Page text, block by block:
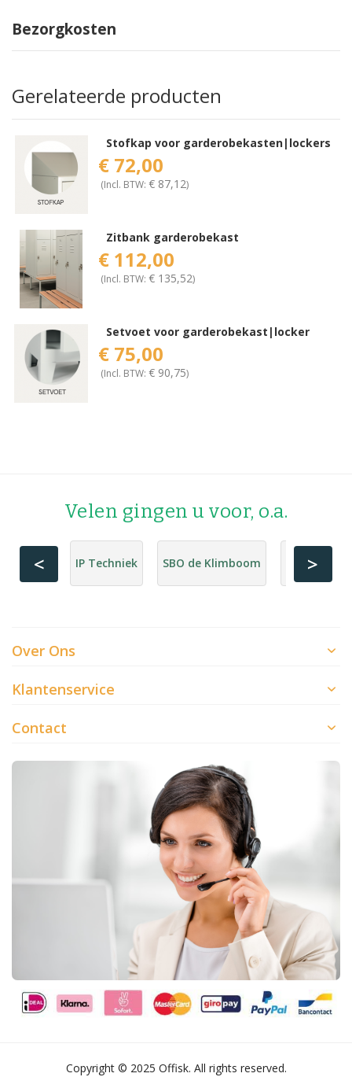
Bezorgkosten
Gerelateerde producten
Stofkap voor garderobekasten|lockers
€ 72,00
(Incl. BTW: € 87,12)
Zitbank garderobekast
€ 112,00
(Incl. BTW: € 135,52)
Setvoet voor garderobekast|locker
€ 75,00
(Incl. BTW: € 90,75)
Velen gingen u voor, o.a.
< IP Techniek SBO de Klimboom Hornbach
>
Over Ons
Klantenservice
Contact
Copyright © 2025 Offisk. All rights reserved.